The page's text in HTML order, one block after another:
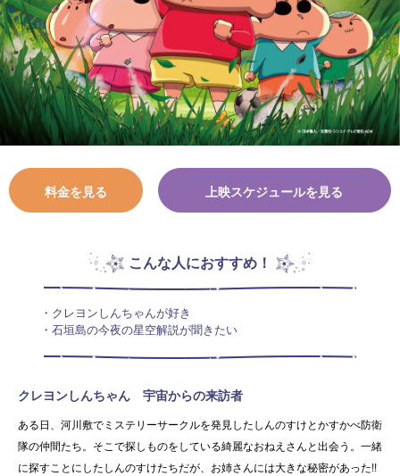
料金を見る 上映スケジュールを見る
こんな人におすすめ！
・クレヨンしんちゃんが好き
・石垣島の今夜の星空解説が聞きたい
クレヨンしんちゃん 宇宙からの来訪者
ある日、河川敷でミステリーサークルを発見したしんのすけとかすかべ防衛
隊の仲間たち。そこで探しものをしている綺麗なおねえさんと出会う。一緒
に探すことにしたしんのすけたちだが、お姉さんには大きな秘密があった!!